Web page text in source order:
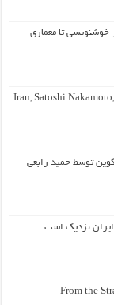
خوشنویسی تا معماری
Iran, Satoshi
توسط حمید رابعی
ایران نزدیک است
From the